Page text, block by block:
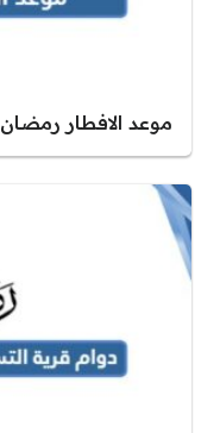
موعد الافطار رمضان ٢٠٢٥ دبي اليوم